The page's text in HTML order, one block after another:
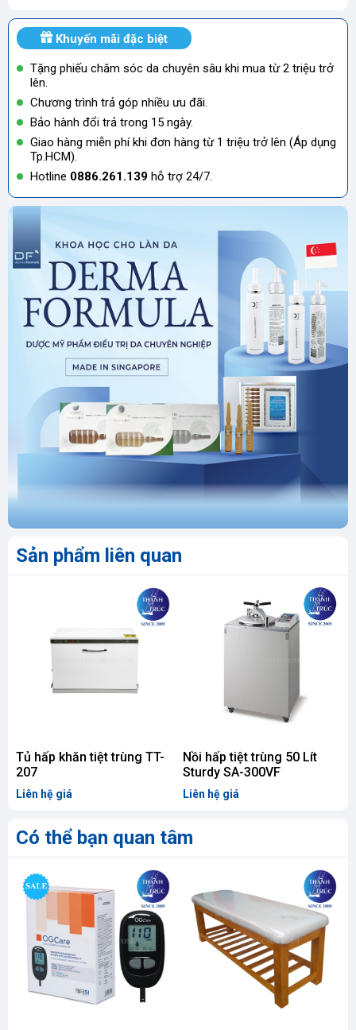
Khuyến mãi đặc biệt
Tặng phiếu chăm sóc da chuyên sâu khi mua từ 2 triệu trở
lên.
Chương trình trả góp nhiều ưu đãi.
Bảo hành đổi trả trong 15 ngày.
Giao hàng miễn phí khi đơn hàng từ 1 triệu trở lên (Áp dụng
Tp.HCM).
Hotline 0886.261.139 hỗ trợ 24/7.
Sản phẩm liên quan
Tủ hấp khăn tiệt trùng TT-
207
Liên hệ giá
Nồi hấp tiệt trùng 50 Lít
Sturdy SA-300VF
Liên hệ giá
Có thể bạn quan tâm